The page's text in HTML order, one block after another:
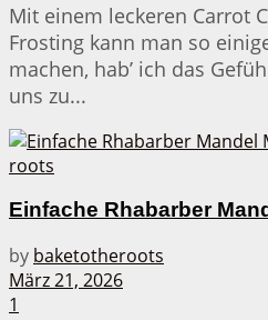
Mit einem leckeren Carrot
Frosting kann man so
machen, hab’ ich das
uns zu...
Einfache Rhabarber
by baketotheroots
März 21, 2026
1